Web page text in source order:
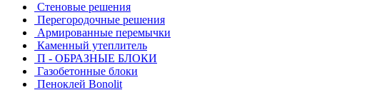
Стеновые решения
Перегородочные решения
Армированные перемычки
Каменный утеплитель
П - ОБРАЗНЫЕ БЛОКИ
Газобетонные блоки
Пеноклей Bonolit